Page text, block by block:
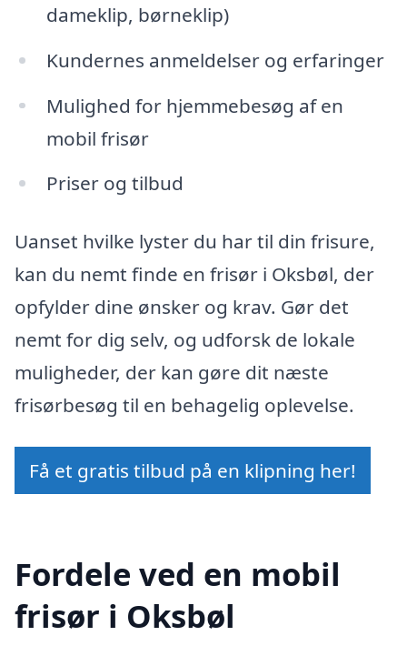
dameklip, børneklip)
Kundernes anmeldelser og erfaringer
Mulighed for hjemmebesøg af en
mobil frisør
Priser og tilbud
Uanset hvilke lyster du har til din frisure,
kan du nemt finde en frisør i Oksbøl, der
opfylder dine ønsker og krav. Gør det
nemt for dig selv, og udforsk de lokale
muligheder, der kan gøre dit næste
frisørbesøg til en behagelig oplevelse.
Få et gratis tilbud på en klipning her!
Fordele ved en mobil
frisør i Oksbøl